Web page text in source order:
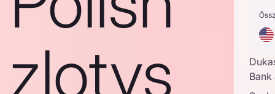
zlotys